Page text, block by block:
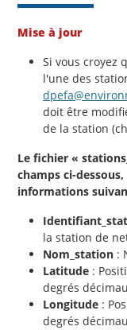
Mise à jour
Si vous croyez
l'une des
doit être
de la station
Le fichier «
champs ci-
informations
la station de
Nom_station :
Latitude :
degrés
Longitude :
degrés